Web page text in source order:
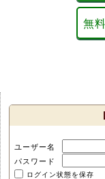
無
ユーザー名
パスワード
ログイン状態を保存